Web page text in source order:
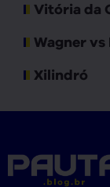
Vitória da
Wagner vs
Xilindró